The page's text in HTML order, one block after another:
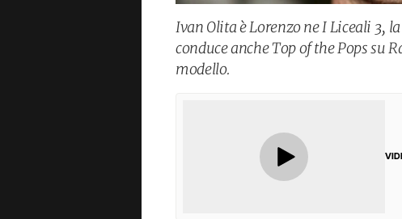
Ivan Olita è Lorenzo ne I Liceali 3,
conduce anche Top of the Pops su
modello.